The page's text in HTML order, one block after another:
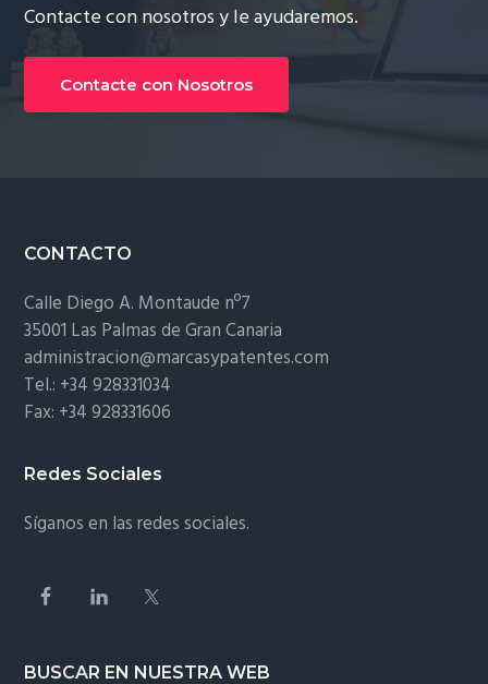
Contacte con nosotros y le ayudaremos.
Contacte con Nosotros
Footer
CONTACTO
Calle Diego A. Montaude nº7
35001 Las Palmas de Gran Canaria
administracion@marcasypatentes.com
Tel.: +34 928331034
Fax: +34 928331606
Redes Sociales
Síganos en las redes sociales.
BUSCAR EN NUESTRA WEB